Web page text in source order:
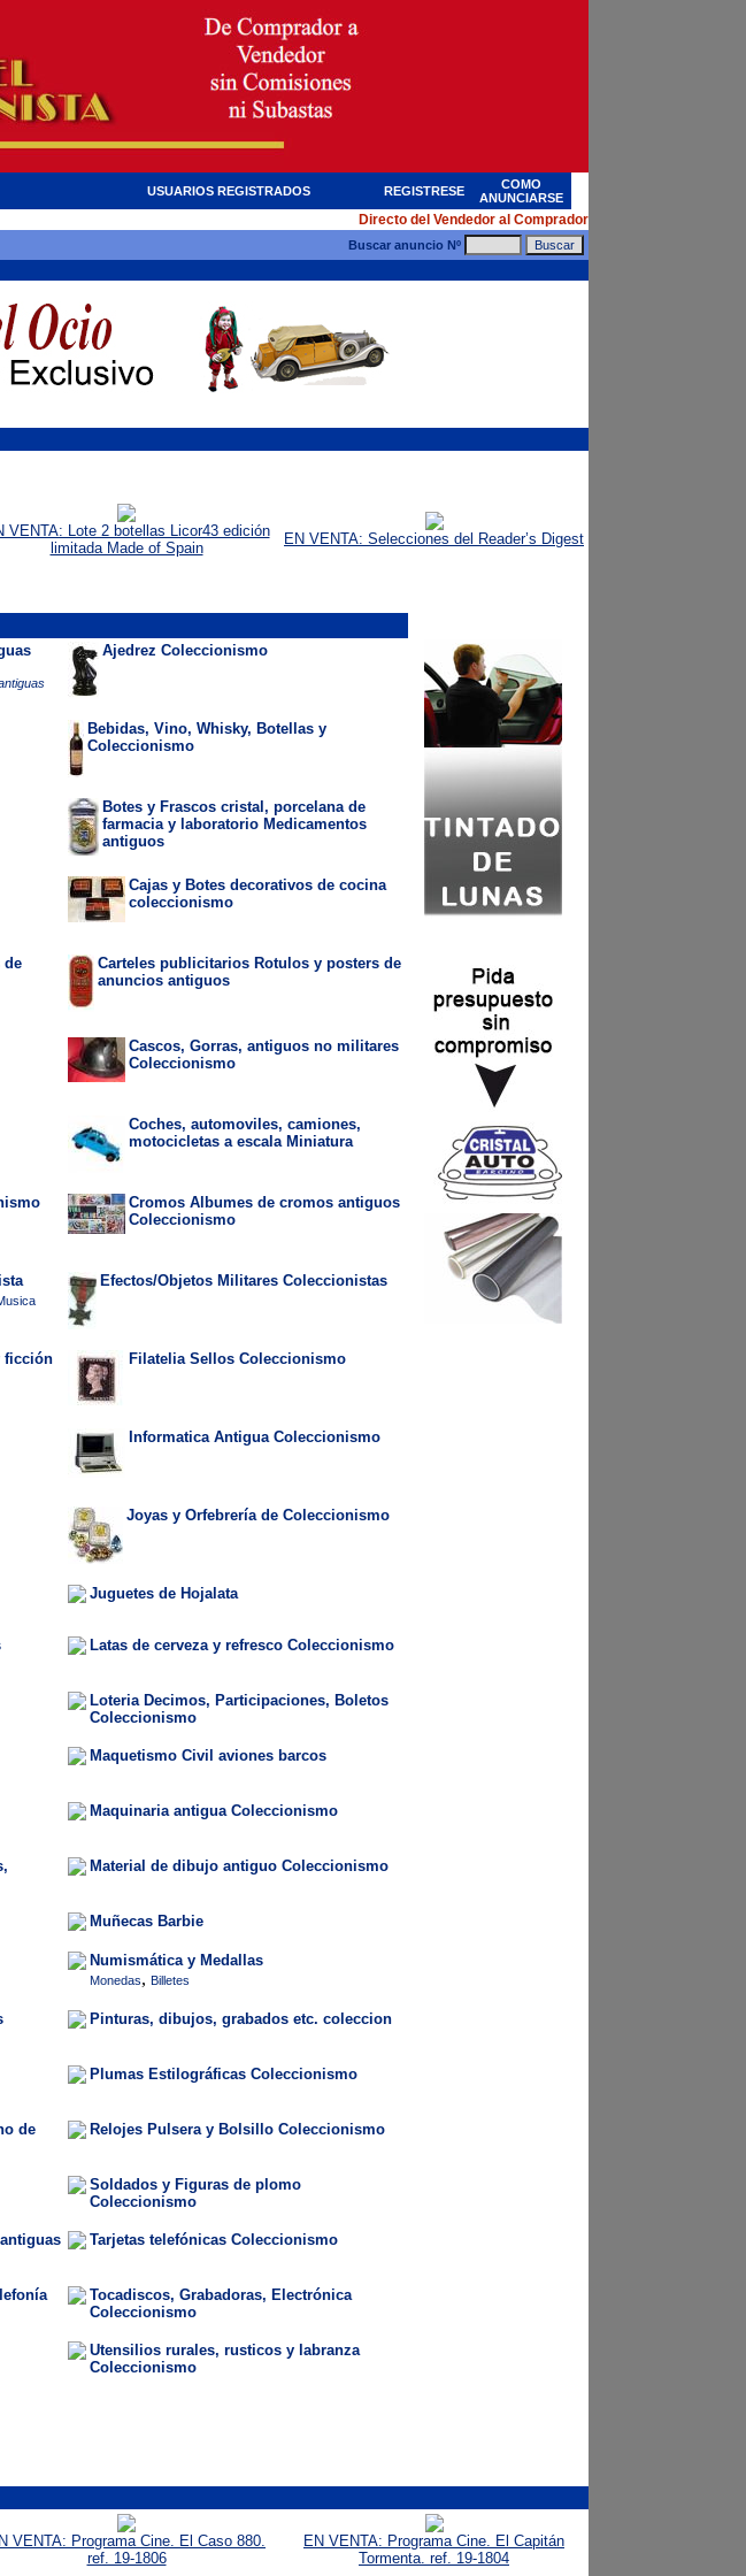
USUARIOS REGISTRADOS REGISTRESE
COMO
ANUNCIARSE
Directo del Vendedor al Comprador
Buscar anuncio Nº
VENTA: Lote 2 botellas Licor43 edición
limitada Made of Spain
EN VENTA: Selecciones del Reader’s Digest
Ajedrez Coleccionismo
Bebidas, Vino, Whisky, Botellas y
Coleccionismo
Botes y Frascos cristal, porcelana de
farmacia y laboratorio Medicamentos
antiguos
Cajas y Botes decorativos de cocina
coleccionismo
de
Carteles publicitarios Rotulos y posters de
anuncios antiguos
Cascos, Gorras, antiguos no militares
Coleccionismo
Coches, automoviles, camiones,
motocicletas a escala Miniatura
Cromos Albumes de cromos antiguos
Coleccionismo
Efectos/Objetos Militares Coleccionistas
ficción Filatelia Sellos Coleccionismo
Informatica Antigua Coleccionismo
Joyas y Orfebrería de Coleccionismo
Juguetes de Hojalata
Latas de cerveza y refresco Coleccionismo
Loteria Decimos, Participaciones, Boletos
Coleccionismo
Maquetismo Civil aviones barcos
Maquinaria antigua Coleccionismo
Material de dibujo antiguo Coleccionismo
Muñecas Barbie
Numismática y Medallas
Monedas, Billetes
Pinturas, dibujos, grabados etc. coleccion
Plumas Estilográficas Coleccionismo
de
Relojes Pulsera y Bolsillo Coleccionismo
Soldados y Figuras de plomo
Coleccionismo
Tarjetas telefónicas Coleccionismo
Tocadiscos, Grabadoras, Electrónica
Coleccionismo
Utensilios rurales, rusticos y labranza
Coleccionismo
VENTA: Programa Cine. El Caso 880.
ref. 19-1806
EN VENTA: Programa Cine. El Capitán
Tormenta. ref. 19-1804